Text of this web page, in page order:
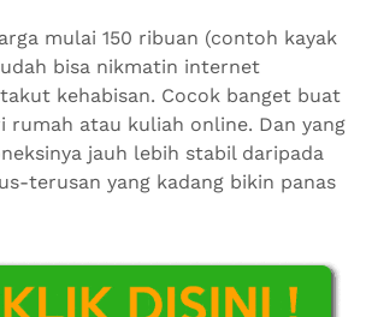
mulai 150 ribuan (contoh kayak
bisa nikmatin internet
kehabisan. Cocok banget buat
rumah atau kuliah online. Dan yang
jauh lebih stabil daripada
terusan yang kadang bikin panas